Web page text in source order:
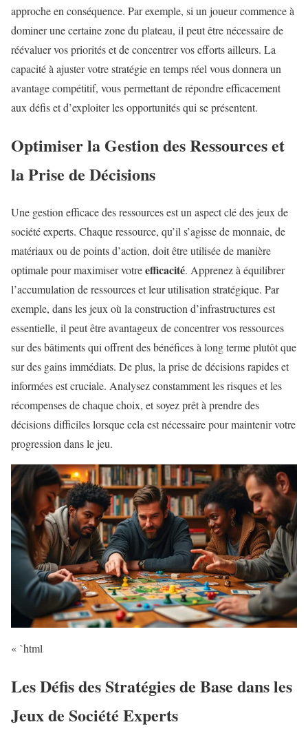
approche en conséquence. Par exemple, si un joueur commence à
dominer une certaine zone du plateau, il peut être nécessaire de
réévaluer vos priorités et de concentrer vos efforts ailleurs. La
capacité à ajuster votre stratégie en temps réel vous donnera un
avantage compétitif, vous permettant de répondre efficacement
aux défis et d’exploiter les opportunités qui se présentent.
Optimiser la Gestion des Ressources et
la Prise de Décisions
Une gestion efficace des ressources est un aspect clé des jeux de
société experts. Chaque ressource, qu’il s’agisse de monnaie, de
matériaux ou de points d’action, doit être utilisée de manière
optimale pour maximiser votreefficacité. Apprenez à équilibrer
l’accumulation de ressources et leur utilisation stratégique. Par
exemple, dans les jeux où la construction d’infrastructures est
essentielle, il peut être avantageux de concentrer vos ressources
sur des bâtiments qui offrent des bénéfices à long terme plutôt que
sur des gains immédiats. De plus, la prise de décisions rapides et
informées est cruciale. Analysez constamment les risques et les
récompenses de chaque choix, et soyez prêt à prendre des
décisions difficiles lorsque cela est nécessaire pour maintenir votre
progression dans le jeu.
« `html
Les Défis des Stratégies de Base dans les
Jeux de Société Experts